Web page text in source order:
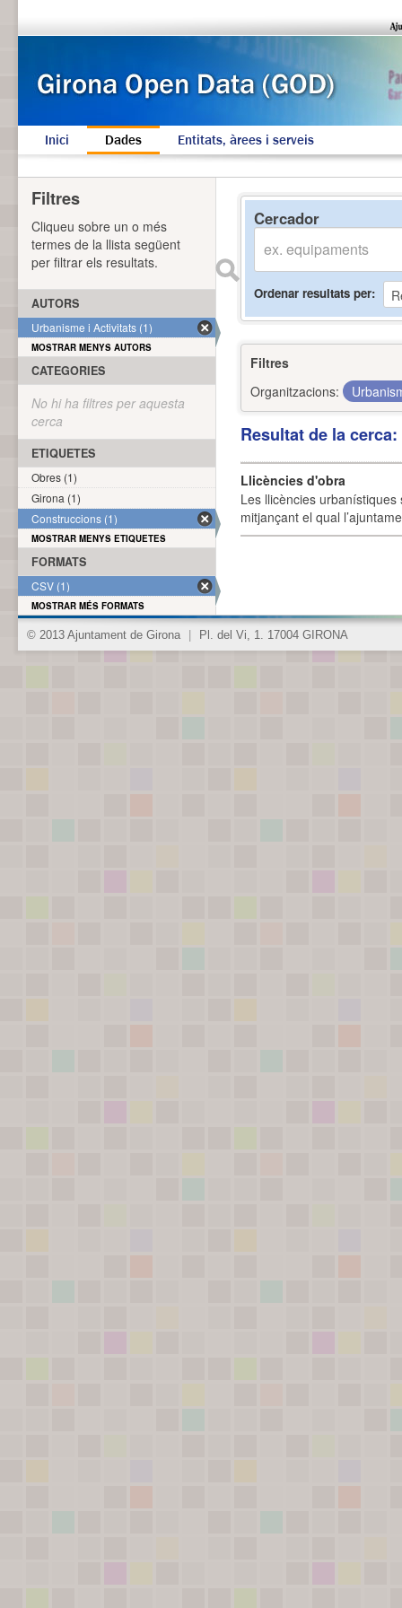
Inici Dades Entitats, àrees i serveis
Cercador
Ordenar resultats per
Filtres
Organitzacions:
Resultat de la
Llicències d'obra
Les llicències
mitjançant el qual
Filtres
Cliqueu sobre un o més
termes de la llista següent
per filtrar els resultats.
AUTORS
Urbanisme i Activitats (1)
MOSTRAR MENYS AUTORS
CATEGORIES
No hi ha filtres per aquesta
cerca
ETIQUETES
Obres (1)
Girona (1)
Construccions (1)
MOSTRAR MENYS ETIQUETES
FORMATS
CSV (1)
MOSTRAR MÉS FORMATS
© 2013 Ajuntament de Girona Pl. del Vi, 1. 17004 GIRONA